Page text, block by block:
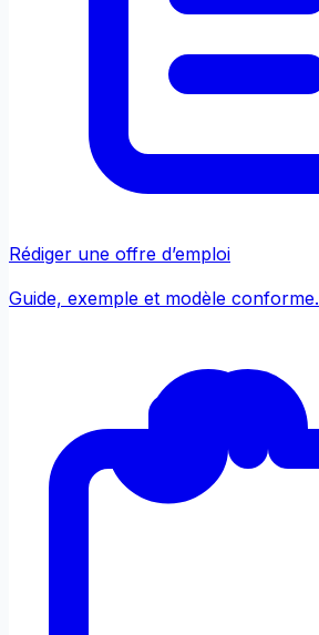
Rédiger une offre d’emploi
Guide, exemple et modèle conforme.